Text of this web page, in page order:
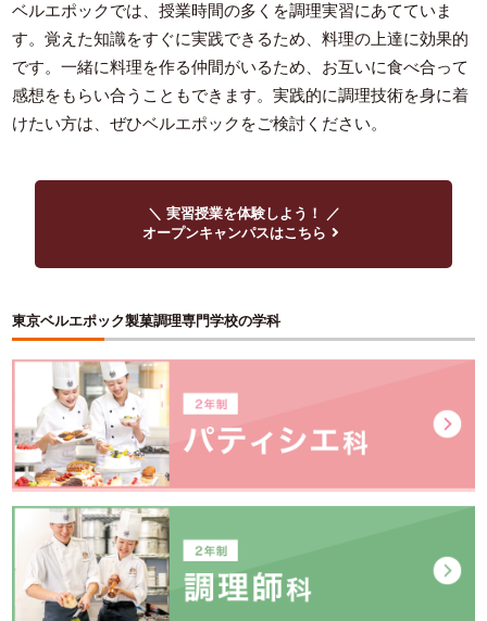
ベルエポックでは、授業時間の多くを調理実習にあてていま
す。覚えた知識をすぐに実践できるため、料理の上達に効果的
です。一緒に料理を作る仲間がいるため、お互いに食べ合って
感想をもらい合うこともできます。実践的に調理技術を身に着
けたい方は、ぜひベルエポックをご検討ください。
＼ 実習授業を体験しよう！ ／
オープンキャンパスはこちら
東京ベルエポック製菓調理専門学校の学科